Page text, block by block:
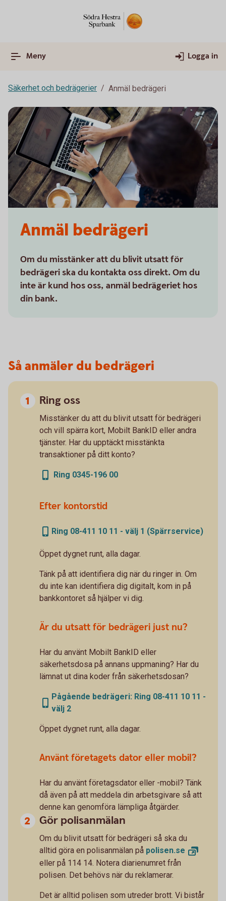
Meny Logga in
Säkerhet och bedrägerier Anmäl bedrägeri
Anmäl bedrägeri
Om du misstänker att du blivit utsatt för
bedrägeri ska du kontakta oss direkt. Om du
inte är kund hos oss, anmäl bedrägeriet hos
din bank.
Så anmäler du bedrägeri
Ring oss
Misstänker du att du blivit utsatt för bedrägeri
och vill spärra kort, Mobilt BankID eller andra
tjänster. Har du upptäckt misstänkta
transaktioner på ditt konto?
Ring 0345-196 00
Efter kontorstid
Ring 08-411 10 11 - välj 1 (Spärrservice)
Öppet dygnet runt, alla dagar.
Tänk på att identifiera dig när du ringer in. Om
du inte kan identifiera dig digitalt, kom in på
bankkontoret så hjälper vi dig.
Är du utsatt för bedrägeri just nu?
Har du använt Mobilt BankID eller
säkerhetsdosa på annans uppmaning? Har du
lämnat ut dina koder från säkerhetsdosan?
Pågående bedrägeri: Ring 08-411 10 11 -
välj 2
Öppet dygnet runt, alla dagar.
Använt företagets dator eller mobil?
Har du använt företagsdator eller -mobil? Tänk
då även på att meddela din arbetsgivare så att
denne kan genomföra lämpliga åtgärder.
Gör polisanmälan
Om du blivit utsatt för bedrägeri så ska du
alltid göra en polisanmälan på polisen.se
eller på 114 14. Notera diarienumret från
polisen. Det behövs när du reklamerar.
Det är alltid polisen som utreder brott. Vi bistår